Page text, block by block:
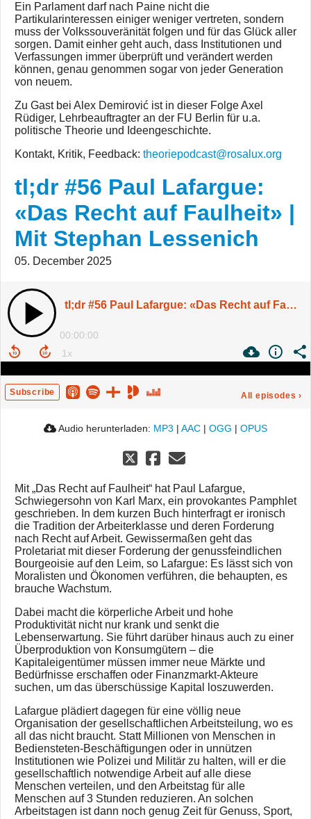
Ein Parlament darf nach Paine nicht die
Partikularinteressen einiger weniger vertreten, sondern
muss der Volkssouveränität folgen und für das Glück aller
sorgen. Damit einher geht auch, dass Institutionen und
Verfassungen immer überprüft und verändert werden
können, genau genommen sogar von jeder Generation
von neuem.
Zu Gast bei Alex Demirović ist in dieser Folge Axel
Rüdiger, Lehrbeauftragter an der FU Berlin für u.a.
politische Theorie und Ideengeschichte.
Kontakt, Kritik, Feedback: theoriepodcast@rosalux.org
tl;dr #56 Paul Lafargue:
«Das Recht auf Faulheit» |
Mit Stephan Lessenich
05. December 2025
tl;dr #56 Paul Lafargue: «Das Recht auf Faulheit» | Mit Stephan Lessenich
00:00:00
Subscribe All episodes ›
Audio herunterladen: MP3 | AAC | OGG | OPUS
Mit „Das Recht auf Faulheit“ hat Paul Lafargue,
Schwiegersohn von Karl Marx, ein provokantes Pamphlet
geschrieben. In dem kurzen Buch hinterfragt er ironisch
die Tradition der Arbeiterklasse und deren Forderung
nach Recht auf Arbeit. Gewissermaßen geht das
Proletariat mit dieser Forderung der genussfeindlichen
Bourgeoisie auf den Leim, so Lafargue: Es lässt sich von
Moralisten und Ökonomen verführen, die behaupten, es
brauche Wachstum.
Dabei macht die körperliche Arbeit und hohe
Produktivität nicht nur krank und senkt die
Lebenserwartung. Sie führt darüber hinaus auch zu einer
Überproduktion von Konsumgütern – die
Kapitaleigentümer müssen immer neue Märkte und
Bedürfnisse erschaffen oder Finanzmarkt-Akteure
suchen, um das überschüssige Kapital loszuwerden.
Lafargue plädiert dagegen für eine völlig neue
Organisation der gesellschaftlichen Arbeitsteilung, wo es
all das nicht braucht. Statt Millionen von Menschen in
Bediensteten-Beschäftigungen oder in unnützen
Institutionen wie Polizei und Militär zu halten, will er die
gesellschaftlich notwendige Arbeit auf alle diese
Menschen verteilen, und den Arbeitstag für alle
Menschen auf 3 Stunden reduzieren. An solchen
Arbeitstagen ist dann noch genug Zeit für Genuss, Sport,